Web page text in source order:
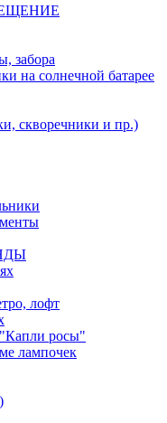
забора
на солнечной батарее
скворечники и пр.)
лофт
"Капли росы"
лампочек